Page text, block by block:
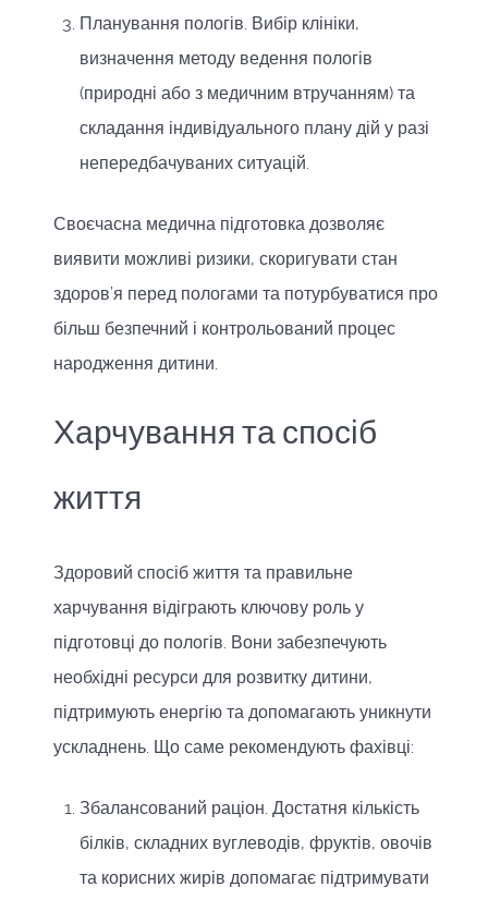
Планування пологів. Вибір клініки,
визначення методу ведення пологів
(природні або з медичним втручанням) та
складання індивідуального плану дій у разі
непередбачуваних ситуацій.
Своєчасна медична підготовка дозволяє
виявити можливі ризики, скоригувати стан
здоров’я перед пологами та потурбуватися про
більш безпечний і контрольований процес
народження дитини.
Харчування та спосіб
життя
Здоровий спосіб життя та правильне
харчування відіграють ключову роль у
підготовці до пологів. Вони забезпечують
необхідні ресурси для розвитку дитини,
підтримують енергію та допомагають уникнути
ускладнень. Що саме рекомендують фахівці:
Збалансований раціон. Достатня кількість
білків, складних вуглеводів, фруктів, овочів
та корисних жирів допомагає підтримувати